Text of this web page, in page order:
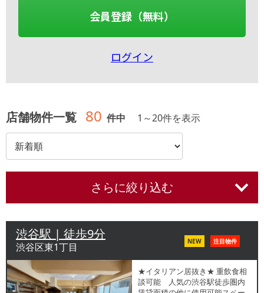
会員登録（無料）
ログイン
店舗物件一覧 80 件中 1 ～20件を表示
さらに絞り込む
渋谷駅 | 徒歩9分
渋谷区東1丁目 NEW 注目物件
★イタリアン居抜き★ 重飲食相
談可能 人気の渋谷駅徒歩圏内